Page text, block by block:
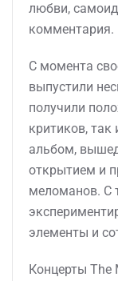
любви,
комментария.
С момента
выпустили
получили
критиков,
альбом,
открытием и
меломанов. С
элементы и
Концерты The